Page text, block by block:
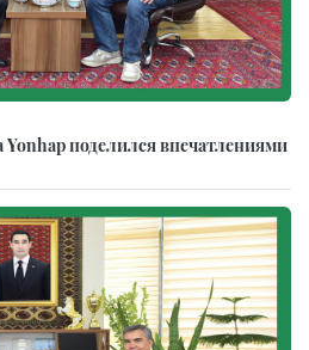
Yonhap поделился впечатлениями